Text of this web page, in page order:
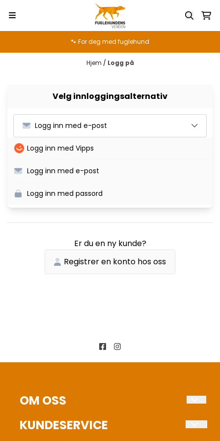
🐾 For deg med fuglehund
Hjem / Logg på
Velg innloggingsalternativ
Logg inn med e-post
Logg inn med Vipps
Logg inn med e-post
Logg inn med passord
Er du en ny kunde?
Registrer en konto hos oss
OM OSS
KUNDESERVICE